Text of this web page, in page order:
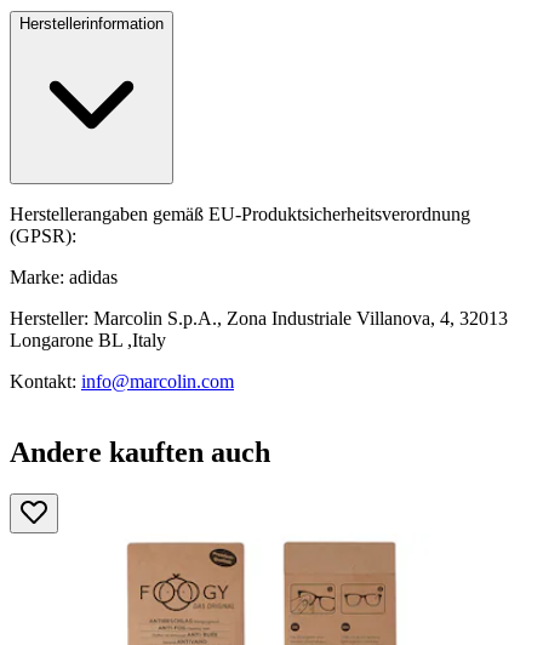
Herstellerinformation
Herstellerangaben gemäß EU-Produktsicherheitsverordnung
(GPSR):
Marke: adidas
Hersteller: Marcolin S.p.A., Zona Industriale Villanova, 4, 32013
Longarone BL ,Italy
Kontakt: info@marcolin.com
Andere kauften auch